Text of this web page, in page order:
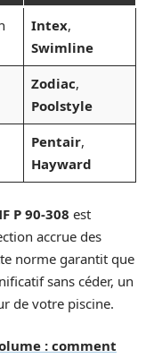
Intex,
Swimline
Zodiac,
Poolstyle
Pentair,
Hayward
P 90-308 est
accrue des
norme garantit que
sans céder, un
de votre piscine.
: comment